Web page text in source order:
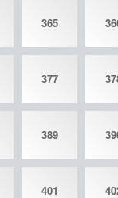
365
377
389
401